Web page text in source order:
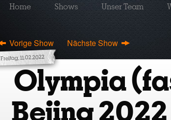
Home Shows Unser Team
Vorige Show Nächste Show
Freitag, 11.02.2022
Olympia